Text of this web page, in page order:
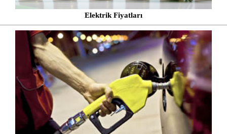
Elektrik Fiyatları